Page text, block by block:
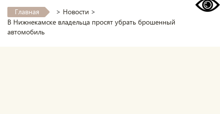
Главная > Новости >
В Нижнекамске владельца просят убрать брошенный
автомобиль